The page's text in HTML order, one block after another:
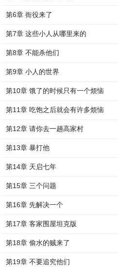
第6章 衙役来了
第7章 这些小人从哪里来的
第8章 不能杀他们
第9章 小人的世界
第10章 饿了的时候只有一个烦恼
第11章 吃饱之后就会有许多烦恼
第12章 请你去一趟高家村
第13章 暴打他
第14章 天启七年
第15章 三个问题
第16章 先解决一个
第17章 客家围屋坦克版
第18章 偷水的贼来了
第19章 不要追究他们